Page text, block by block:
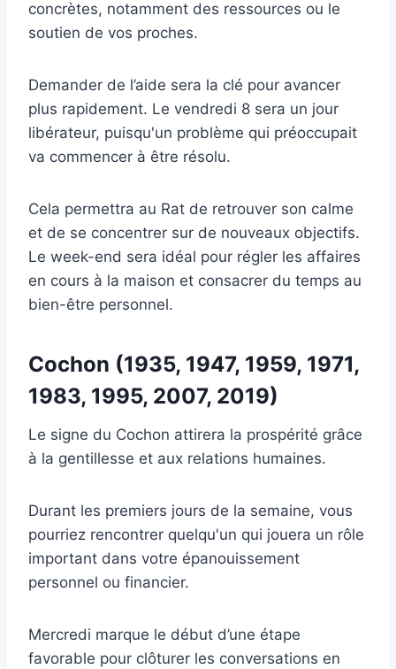
concrètes, notamment des ressources ou le
soutien de vos proches.
Demander de l’aide sera la clé pour avancer
plus rapidement. Le vendredi 8 sera un jour
libérateur, puisqu'un problème qui préoccupait
va commencer à être résolu.
Cela permettra au Rat de retrouver son calme
et de se concentrer sur de nouveaux objectifs.
Le week-end sera idéal pour régler les affaires
en cours à la maison et consacrer du temps au
bien-être personnel.
Cochon (1935, 1947, 1959, 1971,
1983, 1995, 2007, 2019)
Le signe du Cochon attirera la prospérité grâce
à la gentillesse et aux relations humaines.
Durant les premiers jours de la semaine, vous
pourriez rencontrer quelqu'un qui jouera un rôle
important dans votre épanouissement
personnel ou financier.
Mercredi marque le début d’une étape
favorable pour clôturer les conversations en